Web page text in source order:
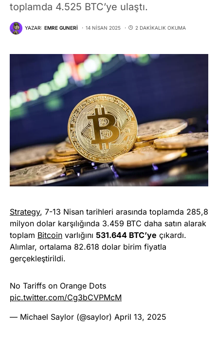
toplamda 4.525 BTC’ye ulaştı.
YAZAR: EMRE GUNERI 14 NISAN 2025 2 DAKIKALIK OKUMA
Strategy, 7-13 Nisan tarihleri arasında toplamda 285,8
milyon dolar karşılığında 3.459 BTC daha satın alarak
toplam Bitcoin varlığını 531.644 BTC’ye çıkardı.
Alımlar, ortalama 82.618 dolar birim fiyatla
gerçekleştirildi.
No Tariffs on Orange Dots
pic.twitter.com/Cg3bCVPMcM
— Michael Saylor (@saylor) April 13, 2025